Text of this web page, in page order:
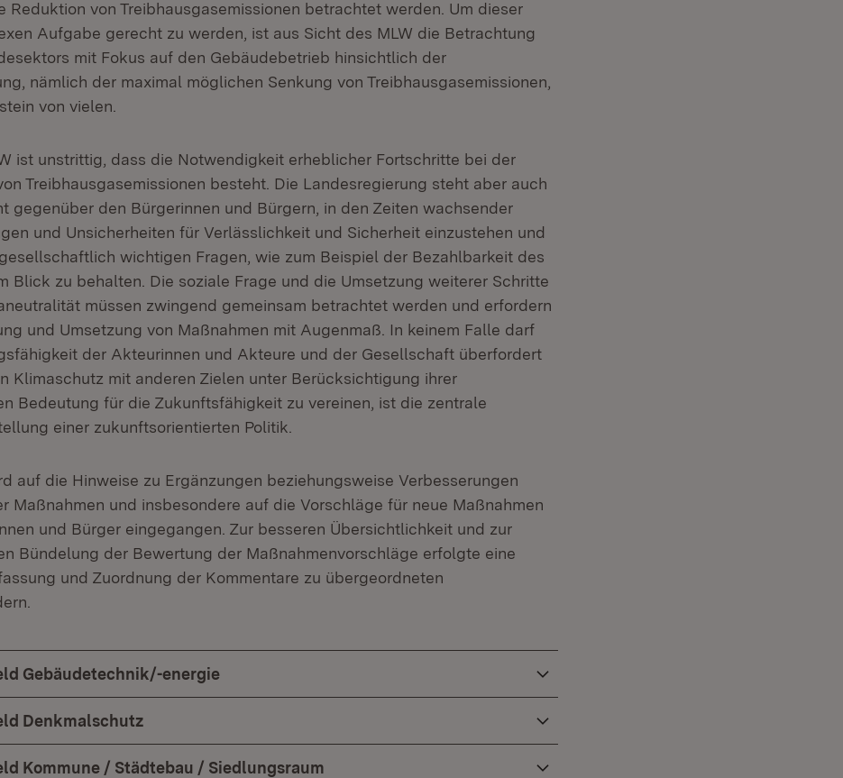
Reduktion von Treibhausgasemissionen betrachtet werden. Um dieser
Aufgabe gerecht zu werden, ist aus Sicht des MLW die Betrachtung
mit Fokus auf den Gebäudebetrieb hinsichtlich der
nämlich der maximal möglichen Senkung von Treibhausgasemissionen,
von vielen.
ist unstrittig, dass die Notwendigkeit erheblicher Fortschritte bei der
Treibhausgasemissionen besteht. Die Landesregierung steht aber auch
gegenüber den Bürgerinnen und Bürgern, in den Zeiten wachsender
und Unsicherheiten für Verlässlichkeit und Sicherheit einzustehen und
wichtigen Fragen, wie zum Beispiel der Bezahlbarkeit des
Blick zu behalten. Die soziale Frage und die Umsetzung weiterer Schritte
müssen zwingend gemeinsam betrachtet werden und erfordern
und Umsetzung von Maßnahmen mit Augenmaß. In keinem Falle darf
der Akteurinnen und Akteure und der Gesellschaft überfordert
Klimaschutz mit anderen Zielen unter Berücksichtigung ihrer
Bedeutung für die Zukunftsfähigkeit zu vereinen, ist die zentrale
einer zukunftsorientierten Politik.
auf die Hinweise zu Ergänzungen beziehungsweise Verbesserungen
Maßnahmen und insbesondere auf die Vorschläge für neue Maßnahmen
und Bürger eingegangen. Zur besseren Übersichtlichkeit und zur
Bündelung der Bewertung der Maßnahmenvorschläge erfolgte eine
und Zuordnung der Kommentare zu übergeordneten
Gebäudetechnik/-energie
Denkmalschutz
Kommune / Städtebau / Siedlungsraum